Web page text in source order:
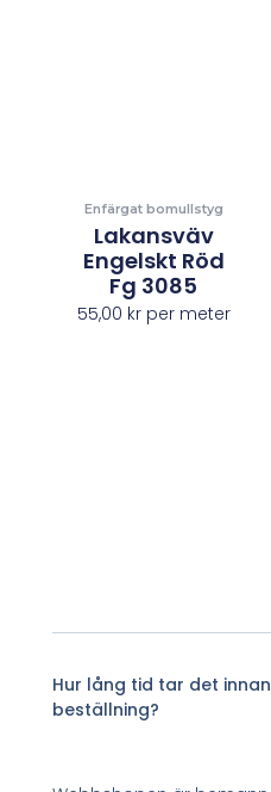
Enfärgat bomullstyg
Lakansväv
Engelskt Röd
Fg 3085
55,00 krper meter
Hur lång tid tar det
beställning?